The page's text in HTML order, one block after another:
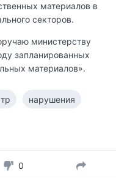
материалов в
секторов.
министерству
запланированных
материалов».
нарушения
0